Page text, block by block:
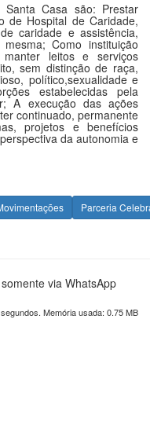
Casa são: Prestar
de Hospital de Caridade,
caridade e assistência,
Como instituição
leitos e serviços
sem distinção de raça,
político,sexualidade e
estabelecidas pela
A execução das ações
continuado, permanente
projetos e benefícios
da autonomia e
Parceria
via WhatsApp
Memória usada: 0.75 MB